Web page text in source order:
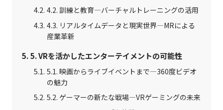
4.2. 訓練と教育—バーチャルトレーニングの活用
4.3. リアルタイムデータと現実世界—MRによる
産業革新
5. VRを活かしたエンターテイメントの可能性
5.1. 映画からライブイベントまで—360度ビデオ
の魅力
5.2. ゲーマーの新たな戦場—VRゲーミングの未来